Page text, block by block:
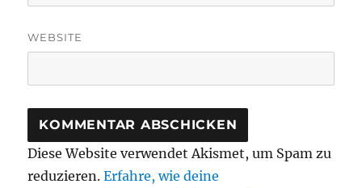
WEBSITE
Diese Website verwendet Akismet, um Spam zu
reduzieren.Erfahre, wie deine